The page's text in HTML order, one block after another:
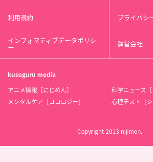
利用規約 プライバシ
インフォマティブデータポリシ
ー 運営会社
kusuguru media
アニメ情報［にじめん］
科学ニュース［
メンタルケア［ココロジー］
心理テスト［シ
Copyright 2013 nijimen.